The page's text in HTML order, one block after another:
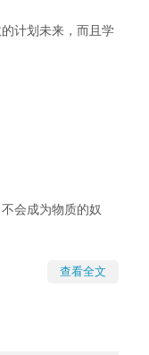
计划未来，而且学
会成为物质的奴
查看全文